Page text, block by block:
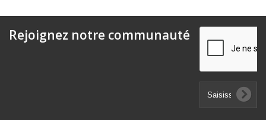
Rejoignez notre communauté